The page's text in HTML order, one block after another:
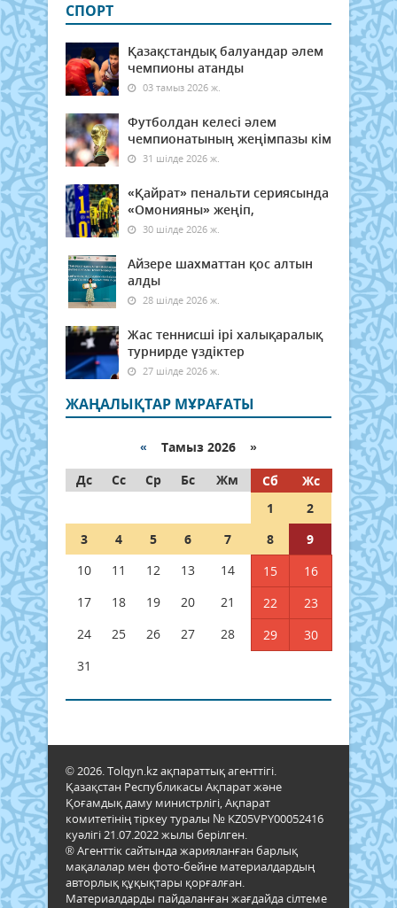
СПОРТ
Қазақстандық балуандар әлем
чемпионы атанды
03 тамыз 2026 ж.
Футболдан келесі әлем
чемпионатының жеңімпазы кім
31 шілде 2026 ж.
«Қайрат» пенальти сериясында
«Омонияны» жеңіп,
30 шілде 2026 ж.
Айзере шахматтан қос алтын
алды
28 шілде 2026 ж.
Жас теннисші ірі халықаралық
турнирде үздіктер
27 шілде 2026 ж.
ЖАҢАЛЫҚТАР МҰРАҒАТЫ
« Тамыз 2026 »
Дс
Сс Ср Бс Жм Сб
Жс
1
2
3
4 5 6 7 8
9
10
11 12 13 14 15
16
17
18 19 20 21 22
23
24
25 26 27 28 29
30
31
© 2026. Tolqyn.kz ақпараттық агенттігі.
Қазақстан Республикасы Ақпарат және
Қоғамдық даму министрлігі, Ақпарат
комитетінің тіркеу туралы № KZ05VPY00052416
куәлігі 21.07.2022 жылы берілген.
® Агенттік сайтында жарияланған барлық
мақалалар мен фото-бейне материалдардың
авторлық құқықтары қорғалған.
Материалдарды пайдаланған жағдайда сілтеме